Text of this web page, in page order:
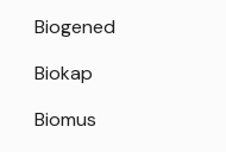
Biogened
Biokap
Biomus